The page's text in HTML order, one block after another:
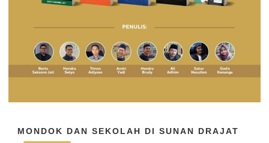
MONDOK DAN SEKOLAH DI SUNAN DRAJAT